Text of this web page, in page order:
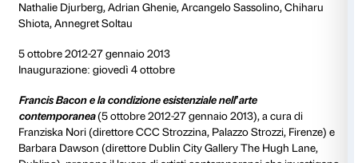
Dettagli Galleria foto
Strozzina